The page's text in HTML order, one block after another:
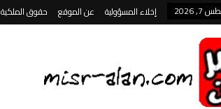
2026 إخلاء المسؤولية عن الموقع حقوق الملكية DMCA